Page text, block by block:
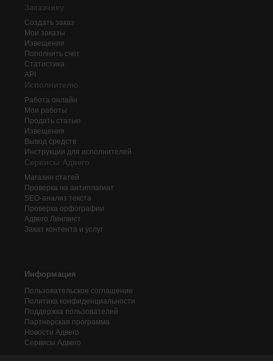
Заказчику
Создать заказ
Мои заказы
Извещения
Пополнить счёт
Статистика
API
Исполнителю
Работа онлайн
Мои работы
Продать статью
Извещения
Вывод средств
Инструкции для исполнителей
Сервисы Адвего
Магазин статей
Проверка на антиплагиат
SEO-анализ текста
Проверка орфографии
Адвего Лингвист
Заказ контента и услуг
Информация
Пользовательское соглашение
Политика конфиденциальности
Поддержка пользователей
Партнерская программа
Новости Адвего
Сервисы Адвего